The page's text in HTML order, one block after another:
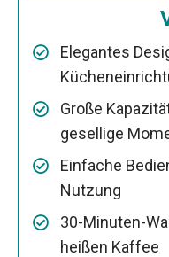
Elegantes
Große
gesellige
Einfache
Nutzung
30-Minuten-
heißen Kaffee